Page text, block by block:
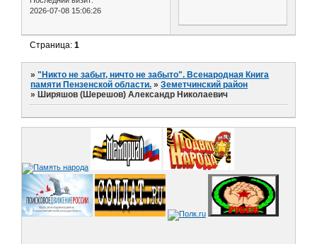
2026-07-08 15:06:26
Страница:1
»"Никто не забыт, ничто не забыто". Всенародная Книга
памяти Пензенской области. »Земетчинский район
»Ширяшов (Шерешов) Александр Николаевич